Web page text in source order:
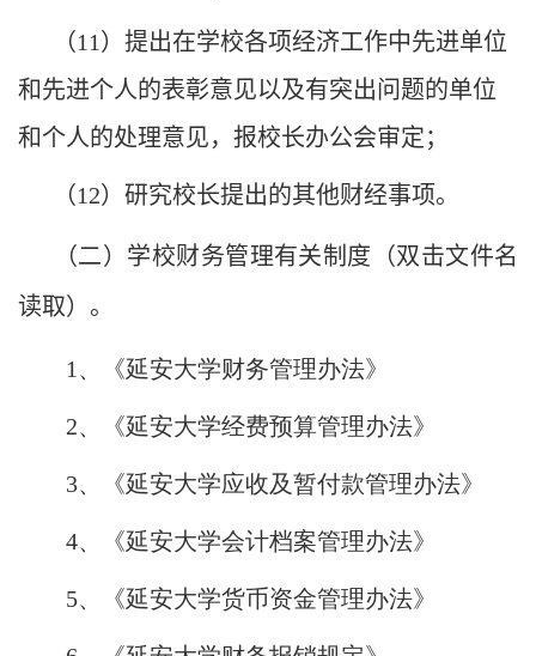
（11 ）提出在学校各项经济工作中先进单位
和先进个人的表彰意见以及有突出问题的单位
和个人的处理意见，报校长办公会审定；
（12）研究校长提出的其他财经事项。
（二）学校财务管理有关制度（双击文件名
读取）。
1 、《延安大学财务管理办法》
2、《延安大学经费预算管理办法》
3、《延安大学应收及暂付款管理办法》
4、《延安大学会计档案管理办法》
5、《延安大学货币资金管理办法》